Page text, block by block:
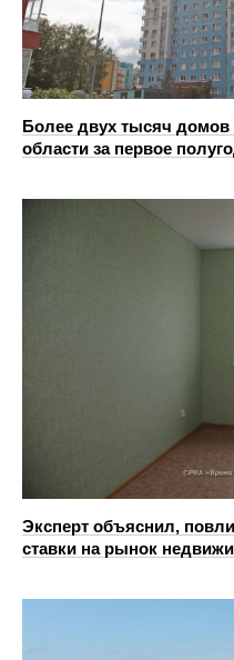
Более двух тысяч
области за первое
Эксперт объяснил,
ставки на рынок